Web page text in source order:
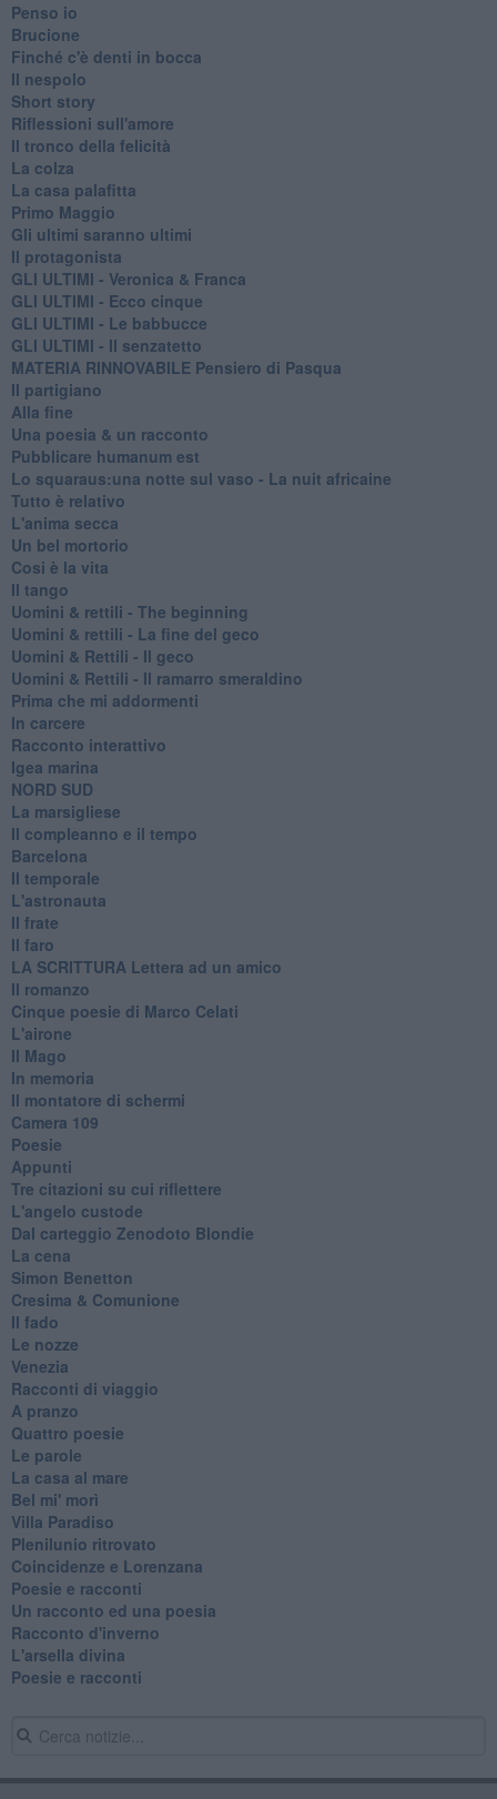
Penso io
Brucione
Finché c'è denti in bocca
Il nespolo
Short story
Riflessioni sull'amore
Il tronco della felicità
La colza
La casa palafitta
Primo Maggio
Gli ultimi saranno ultimi
Il protagonista
GLI ULTIMI - Veronica & Franca
GLI ULTIMI - Ecco cinque
GLI ULTIMI - Le babbucce
GLI ULTIMI - Il senzatetto
MATERIA RINNOVABILE Pensiero di Pasqua
Il partigiano
Alla fine
Una poesia & un racconto
Pubblicare humanum est
Lo squaraus:una notte sul vaso - La nuit africaine
Tutto è relativo
L'anima secca
Un bel mortorio
Cosi è la vita
Il tango
​Uomini & rettili - The beginning
​Uomini & rettili - La fine del geco
Uomini & Rettili - Il geco
Uomini & Rettili - Il ramarro smeraldino
Prima che mi addormenti
In carcere
Racconto interattivo
Igea marina
​NORD SUD
La marsigliese
Il compleanno e il tempo
Barcelona
Il temporale
L'astronauta
Il frate
Il faro
​LA SCRITTURA Lettera ad un amico
Il romanzo
Cinque poesie di Marco Celati
L'airone
Il Mago
In memoria
Il montatore di schermi
Camera 109
Poesie
Appunti
Tre citazioni su cui riflettere
L'angelo custode
Dal carteggio Zenodoto Blondie
La cena
Simon Benetton
Cresima & Comunione
Il fado
Le nozze
Venezia
Racconti di viaggio
A pranzo
Quattro poesie
Le parole
La casa al mare
Bel mi' morì
Villa Paradiso
Plenilunio ritrovato
Coincidenze e Lorenzana
Poesie e racconti
Un racconto ed una poesia
Racconto d'inverno
​L'arsella divina
Poesie e racconti